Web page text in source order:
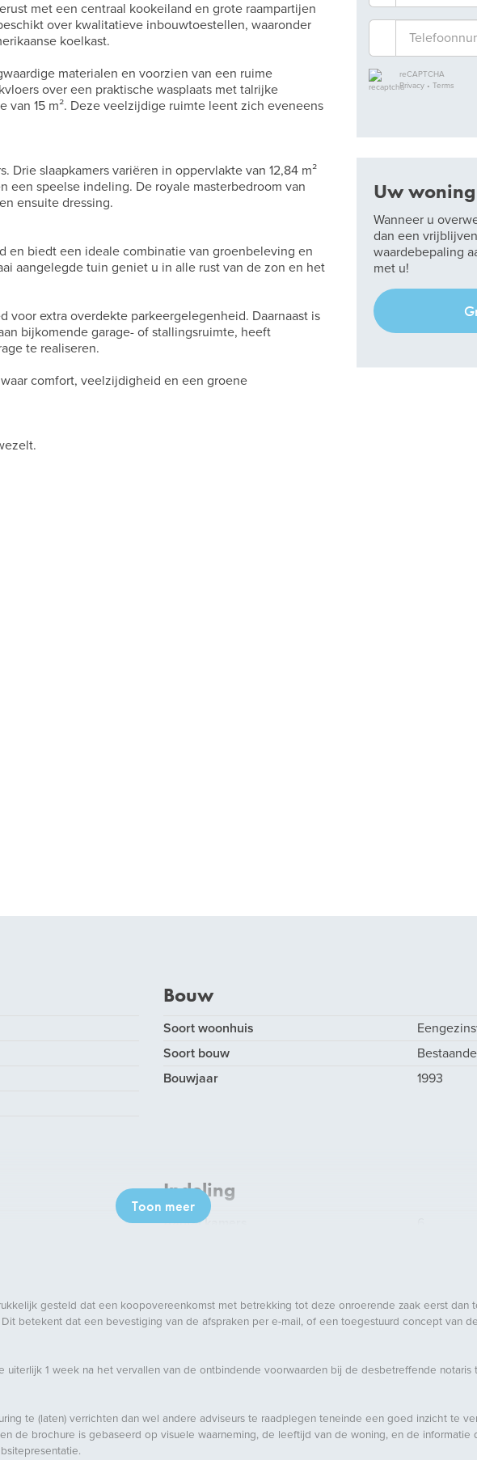
met een centraal kookeiland en grote raampartijen
over kwalitatieve inbouwtoestellen, waaronder
koelkast.
materialen en voorzien van een ruime
over een praktische wasplaats met talrijke
15 m². Deze veelzijdige ruimte leent zich eveneens
slaapkamers variëren in oppervlakte van 12,84 m²
een speelse indeling. De royale masterbedroom van
ensuite dressing.
en biedt een ideale combinatie van groenbeleving en
aangelegde tuin geniet u in alle rust van de zon en het
voor extra overdekte parkeergelegenheid. Daarnaast is
bijkomende garage- of stallingsruimte, heeft
te realiseren.
comfort, veelzijdigheid en een groene
reCAPTCHA
Privacy • Terms
Uw
Wanneer u
dan een
waardebepaling
met u!
Bouw
Soort woonhuis
Soort bouw
Bouwjaar
1993
Indeling
Aantal kamers
Aantal verdiepingen
Voorzieningen
Ligging
Aan
Tuin
Tuin
Toon meer
gesteld dat een koopovereenkomst met betrekking tot deze onroerende zaak eerst dan
betekent dat een bevestiging van de afspraken per e-mail, of een toegestuurd concept van
1 week na het vervallen van de ontbindende voorwaarden bij de desbetreffende notaris
te (laten) verrichten dan wel andere adviseurs te raadplegen teneinde een goed inzicht te
de brochure is gebaseerd op visuele waarneming, de leeftijd van de woning, en de informatie